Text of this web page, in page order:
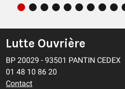
Lutte Ouvrière
BP 20029 - 93501 PANTIN CEDEX
01 48 10 86 20
Contact